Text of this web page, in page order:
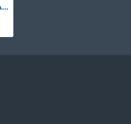
Camiseta Calidad THAI REYES 9 Arsenal Home 2005/06 Retro